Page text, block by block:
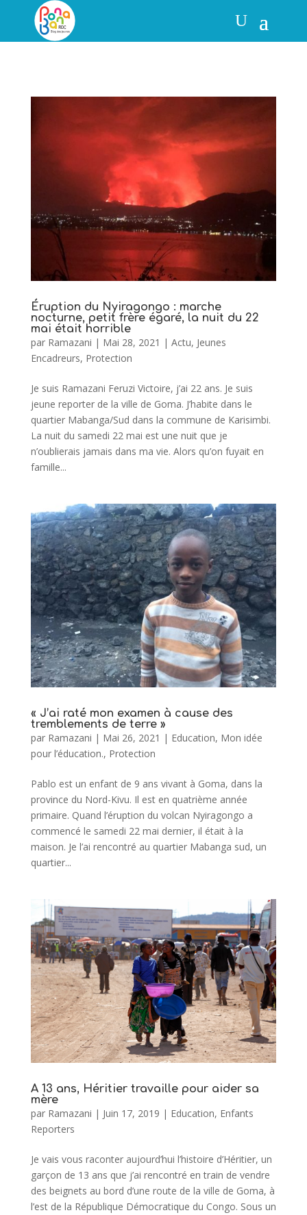
Éruption du Nyiragongo : marche
nocturne, petit frère égaré, la nuit du 22
mai était horrible
par Ramazani | Mai 28, 2021 | Actu, Jeunes
Encadreurs, Protection
Je suis Ramazani Feruzi Victoire, j’ai 22 ans. Je suis
jeune reporter de la ville de Goma. J’habite dans le
quartier Mabanga/Sud dans la commune de Karisimbi.
La nuit du samedi 22 mai est une nuit que je
n’oublierais jamais dans ma vie. Alors qu’on fuyait en
famille...
« J’ai raté mon examen à cause des
tremblements de terre »
par Ramazani | Mai 26, 2021 | Education, Mon idée
pour l’éducation., Protection
Pablo est un enfant de 9 ans vivant à Goma, dans la
province du Nord-Kivu. Il est en quatrième année
primaire. Quand l’éruption du volcan Nyiragongo a
commencé le samedi 22 mai dernier, il était à la
maison. Je l’ai rencontré au quartier Mabanga sud, un
quartier...
A 13 ans, Héritier travaille pour aider sa
mère
par Ramazani | Juin 17, 2019 | Education, Enfants
Reporters
Je vais vous raconter aujourd’hui l’histoire d’Héritier, un
garçon de 13 ans que j’ai rencontré en train de vendre
des beignets au bord d’une route de la ville de Goma, à
l’est de la République Démocratique du Congo. Sous un